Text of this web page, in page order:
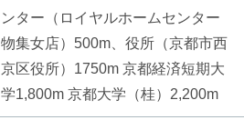
ンター（ロイヤルホームセンター
物集女店）500m、役所（京都市西
京区役所）1750m 京都経済短期大
学1,800m 京都大学（桂）2,200m